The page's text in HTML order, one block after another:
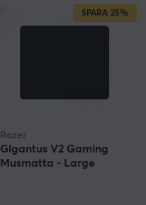
SPARA 25%
Razer
Gigantus V2 Gaming
Musmatta - Large